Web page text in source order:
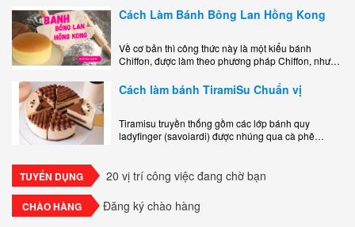
Cách Làm Bánh Bông Lan Hồng Kong
Về cơ bản thì công thức này là một kiểu bánh
Chiffon, được làm theo phương pháp Chiffon, nhưng
ngon, làm..
Cách làm bánh TiramiSu Chuẩn vị
Tiramisu truyền thống gồm các lớp bánh quy
ladyfinger (savoiardi) được nhúng qua cà phê
TUYỂN DỤNG 20 vị trí công việc đang chờ bạn
CHÀO HÀNG Đăng ký chào hàng